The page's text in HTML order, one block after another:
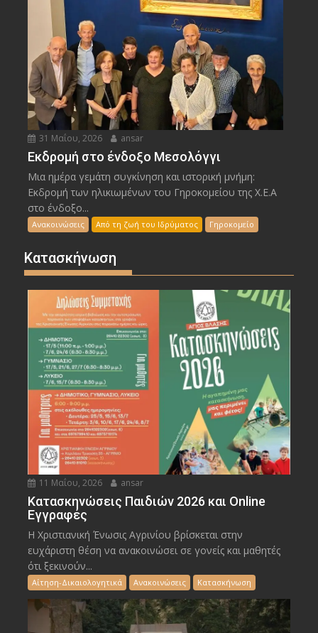
31 Μαΐου, 2026 ansar
Εκδρομή στο ένδοξο Μεσολόγγι
Μια ημέρα γεμάτη συγκίνηση και ιστορική μνήμη:
Εκδρομή των ηλικιωμένων του Γηροκομείου της Χ.Ε.Α
στο ένδοξο...
Ανακοινώσεις Από τη ζωή του Ιδρύματος Γηροκομείο
Κατασκήνωση
11 Μαΐου, 2026 ansar
Κατασκηνώσεις Παιδιών 2026 και Online
Εγγραφές
Η Χριστιανική Ένωσις Αγρινίου βρίσκεται στην
ευχάριστη θέση να ανακοινώσει σε γονείς και μαθητές
ότι ξεκινούν...
Αίτηση-Δικαιολογητικά Ανακοινώσεις Κατασκήνωση